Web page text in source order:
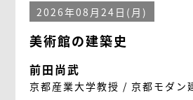
2026年08月24日(月)
美術館の建築史
前田尚武
京都産業大学教授 / 京都モダン